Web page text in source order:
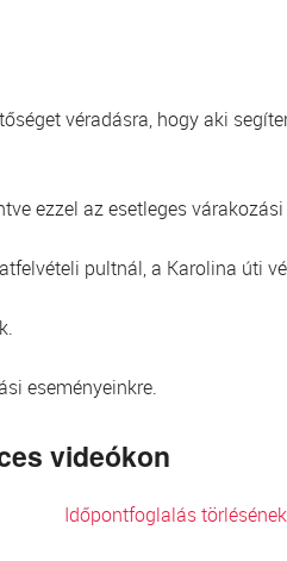
véradásra, hogy aki
ezzel az esetleges
pultnál, a Karolina úti
eseményeinkre.
videókon
Időpontfoglalás